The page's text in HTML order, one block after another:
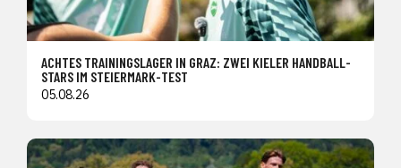
ACHTES TRAININGSLAGER IN GRAZ: ZWEI KIELER HANDBALL-
STARS IM STEIERMARK-TEST
05.08.26